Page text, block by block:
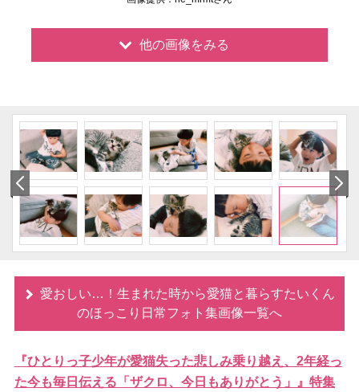
他の画像をみる
愛おしい…！生まれた時から愛猫と暮らすたいくん
のほっこり日常フォト集画像一覧へ
『ひとりっ子少年が愛猫失った悲しみ乗り越え、2年経っ
た今も毎日伝える「ザクロ、今日もありがとう」』特集